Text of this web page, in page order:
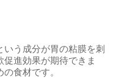
う成分が胃の粘膜を刺
進効果が期待できま
食材です。